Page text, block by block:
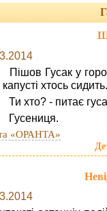
Пішов Гусак у
капусті хтось сидить.
хто? - питає
«ОРАНТА»